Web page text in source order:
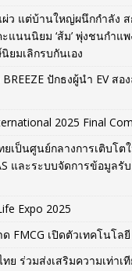
ว แต่บ้านใหญ่ผนึกกำลัง ส
แนนนิยม ‘ส้ม’ พุ่งชนกำแพ
ยมเลิกรบกันเอง
ปักธงผู้นำ EV สอ
2025 Final
ยเป็นศูนย์กลางการเติบโต
และระบบจัดการข้อมูลรั
Expo 2025
ด FMCG เปิดตัวเทคโนโล
ทย ร่วมส่งเสริมความเท่าเ